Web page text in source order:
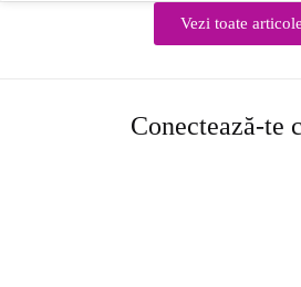
Vezi toate
Conectează-te